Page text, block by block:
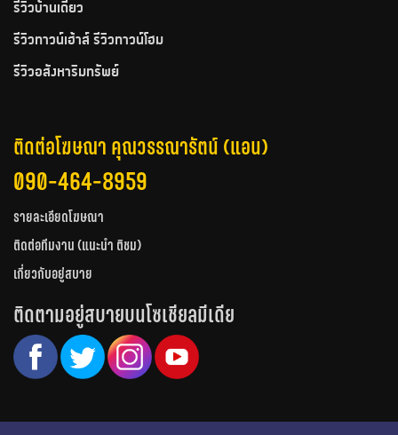
รีวิวบ้านเดี่ยว
รีวิวทาวน์เฮ้าส์ รีวิวทาวน์โฮม
รีวิวอสังหาริมทรัพย์
ติดต่อโฆษณา คุณวรรณารัตน์ (แอน)
090-464-8959
รายละเอียดโฆษณา
ติดต่อทีมงาน (แนะนำ ติชม)
เกี่ยวกับอยู่สบาย
ติดตามอยู่สบายบนโซเชียลมีเดีย